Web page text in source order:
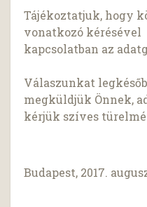
Tájékoztatjuk, hogy
vonatkozó kérésével
kapcsolatban az
Válaszunkat
megküldjük Önnek,
kérjük szíves
Budapest, 2017.